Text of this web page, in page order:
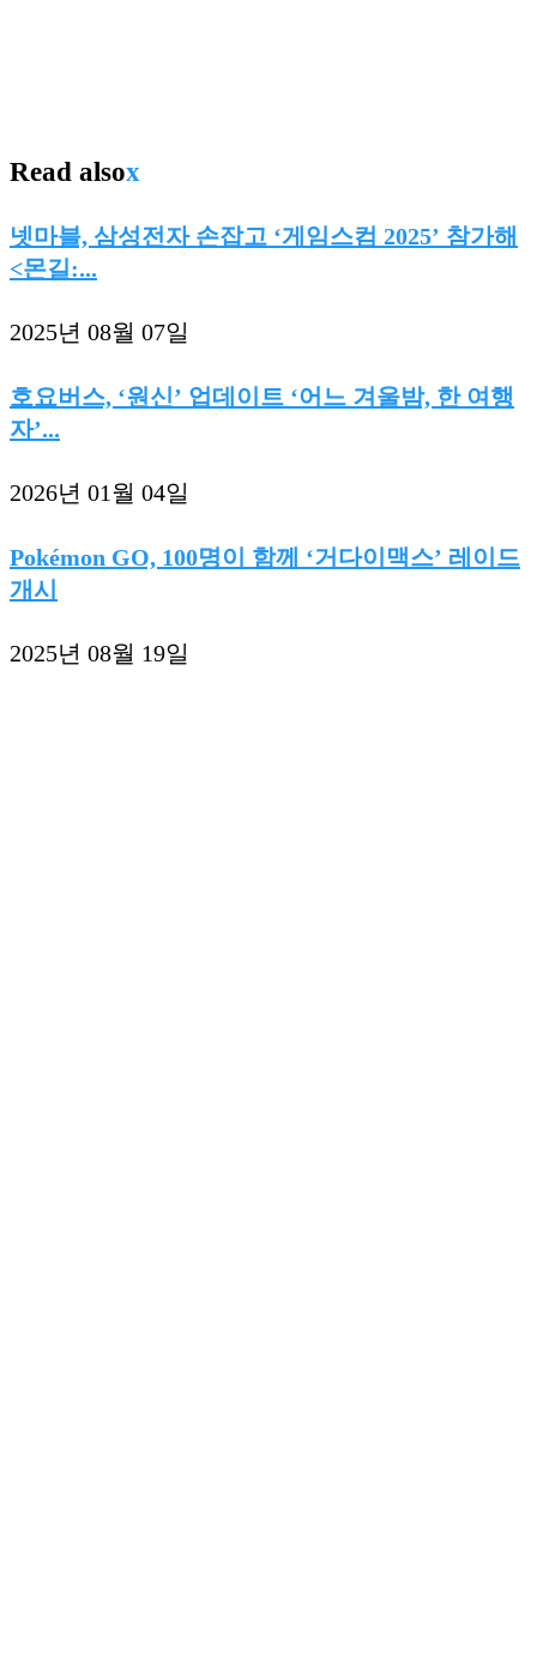
Read alsox
넷마블, 삼성전자 손잡고 ‘게임스컴 2025’ 참가해
<몬길:...
2025년 08월 07일
호요버스, ‘원신’ 업데이트 ‘어느 겨울밤, 한 여행
자’...
2026년 01월 04일
Pokémon GO, 100명이 함께 ‘거다이맥스’ 레이드
개시
2025년 08월 19일